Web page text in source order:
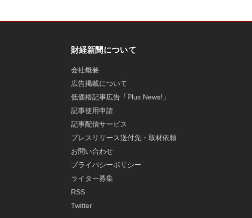
財経新聞について
会社概要
広告掲載について
低価格記事広告「Plus News!」
記事使用申請
記事配信サービス
プレスリリース送付先・取材依頼
お問い合わせ
プライバシーポリシー
ライター募集
RSS
Twitter